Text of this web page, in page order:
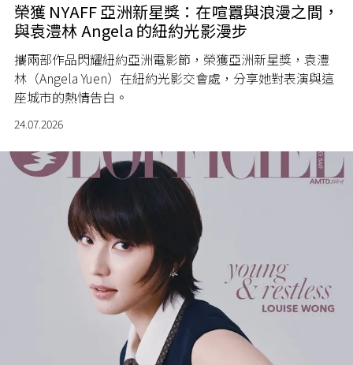
榮獲 NYAFF 亞洲新星獎：在喧囂與浪漫之間，
與袁澧林 Angela 的紐約光影漫步
攜兩部作品閃耀紐約亞洲電影節，榮獲亞洲新星獎，袁澧
林（Angela Yuen）在紐約光影交會處，分享她對表演與這
座城市的熱情告白。
24.07.2026